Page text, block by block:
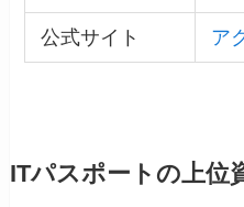
公式サイト ア
ITパスポートの上位